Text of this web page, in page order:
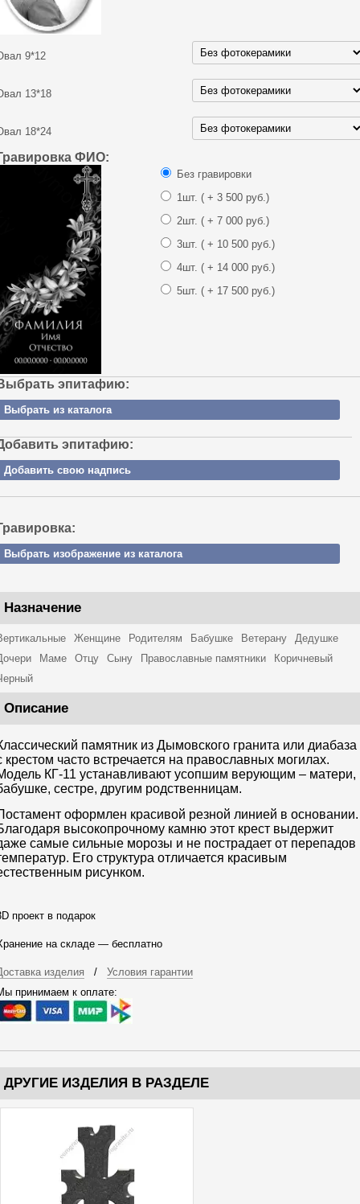
9*12
13*18
18*24
ФИО:
Без гравировки
1шт. ( + 3 500 руб.)
2шт. ( + 7 000 руб.)
3шт. ( + 10 500 руб.)
4шт. ( + 14 000 руб.)
5шт. ( + 17 500 руб.)
эпитафию:
Выбрать из каталога
эпитафию:
Добавить свою надпись
Выбрать изображение из каталога
Назначение
Женщине Родителям Бабушке Ветерану
Дедушке
Маме Отцу Сыну Православные памятники
Коричневый
Описание
памятник из Дымовского гранита или диабаза
крестом часто встречается на православных могилах.
КГ-11 устанавливают усопшим верующим – матери,
сестре, другим родственницам.
оформлен красивой резной линией в основании.
высокопрочному камню этот крест выдержит
самые сильные морозы и не пострадает от перепадов
Его структура отличается красивым
рисунком.
проект в подарок
на складе — бесплатно
изделия / Условия гарантии
принимаем к оплате:
ДРУГИЕ ИЗДЕЛИЯ В РАЗДЕЛЕ